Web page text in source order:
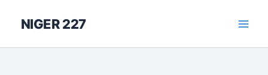
NIGER 227